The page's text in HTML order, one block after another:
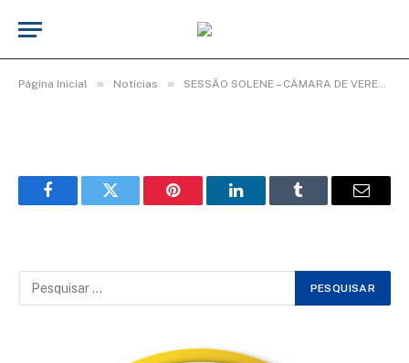
Página Inicial » Notícias » SESSÃO SOLENE – CÂMARA DE VEREADORES ENCERRA ANO LEGISLATIVO COM HOMENAGENS.
(2)
FacebookTwitter Pinterest LinkedInTumblr Email